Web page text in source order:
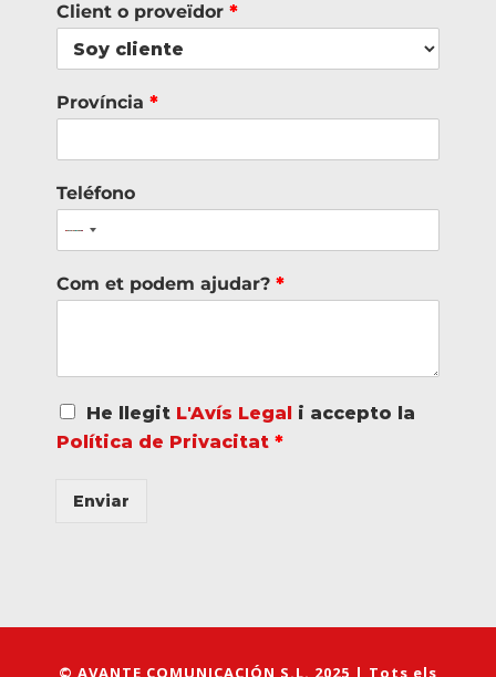
Client o proveïdor *
Província *
Teléfono
Com et podem ajudar? *
A
c
u
D
He llegit L'Avís Legal
i accepto la
Política de Privacitat *
Enviar